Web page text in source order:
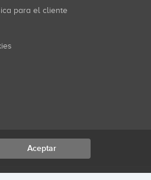
para el cliente
Aceptar